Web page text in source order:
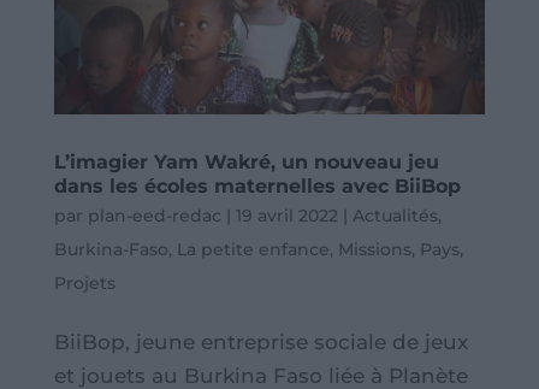
L’imagier Yam Wakré, un nouveau jeu
dans les écoles maternelles avec BiiBop
par plan-eed-redac | 19 avril 2022 | Actualités,
Burkina-Faso, La petite enfance, Missions, Pays,
Projets
BiiBop, jeune entreprise sociale de jeux
et jouets au Burkina Faso liée à Planète